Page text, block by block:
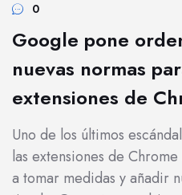
0
Google pone
nuevas normas
extensiones de
Uno de los últimos
las extensiones de
a tomar medidas y añadir